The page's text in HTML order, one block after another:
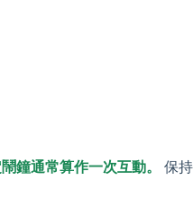
鐘通常算作一次互動。
保